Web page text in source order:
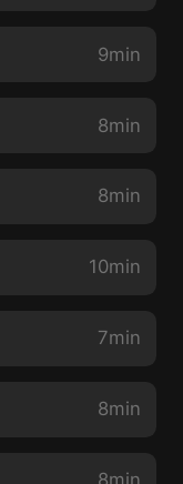
9min
8min
8min
10min
7min
8min